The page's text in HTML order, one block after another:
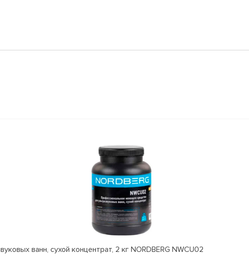
ванн, сухой концентрат, 2 кг NORDBERG NWCU02